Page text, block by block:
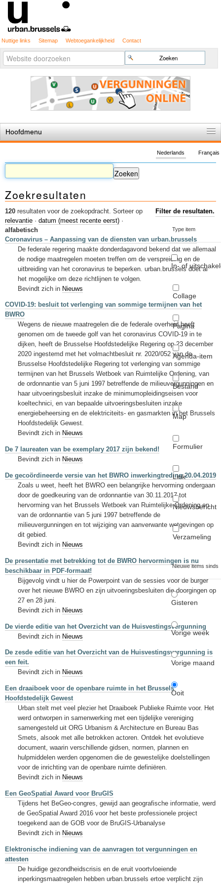
Nuttige links Sitemap Webtoegankelijkheid Contact
Zoek
Geavanceerd
zoeken...
Hoofdmenu
De spelregels
Stedenbouwkundige vergunning
Cartografie
Studies en publicaties
Sleutelwoorden
Stedenbouwkundige inlichtingen
Français
Nederlands
Zoekresultaten
120 resultaten voor de zoekopdracht. Filter de resultaten.
Type item
In- of
Collage
Pagina
Agenda-item
Bestand
Map
Formulier
Link
Nieuwsbericht
Verzameling
Nieuwe items sinds
Gisteren
Vorige week
Vorige maand
Ooit
Sorteer op
relevantie · datum (meest recente eerst) ·
alfabetisch
Coronavirus – Aanpassing van de diensten van urban.brussels
De federale regering maakte donderdagavond bekend dat we allemaal
de nodige maatregelen moeten treffen om de verspreiding en de
uitbreiding van het coronavirus te beperken. urban.brussels doet al
het mogelijke om deze richtlijnen te volgen.
Bevindt zich in Nieuws
COVID-19: besluit tot verlenging van sommige termijnen van het
BWRO
Wegens de nieuwe maatregelen die de federale overheid heeft
genomen om de tweede golf van het coronavirus COVID-19 in te
dijken, heeft de Brusselse Hoofdstedelijke Regering op 23 december
2020 ingestemd met het volmachtbesluit nr. 2020/052 van de
Brusselse Hoofdstedelijke Regering tot verlenging van sommige
termijnen van het Brussels Wetboek van Ruimtelijke Ordening, van
de ordonnantie van 5 juni 1997 betreffende de milieuvergunningen en
haar uitvoeringsbesluit inzake de minimumopleidingseisen voor
koeltechnici, en van bepaalde uitvoeringsbesluiten inzake
energiebeheersing en de elektriciteits- en gasmarkten in het Brussels
Hoofdstedelijk Gewest.
Bevindt zich in Nieuws
De 7 laureaten van be exemplary 2017 zijn bekend!
Bevindt zich in Nieuws
De gecoördineerde versie van het BWRO inwerkingtreding 20.04.2019
Zoals u weet, heeft het BWRO een belangrijke hervorming ondergaan
door de goedkeuring van de ordonnantie van 30.11.2017 tot
hervorming van het Brussels Wetboek van Ruimtelijke Ordening en
van de ordonnantie van 5 juni 1997 betreffende de
milieuvergunningen en tot wijziging van aanverwante wetgevingen op
dit gebied.
Bevindt zich in Nieuws
De presentatie met betrekking tot de BWRO hervormingen is nu
beschikbaar in PDF-formaat!
Bijgevolg vindt u hier de Powerpoint van de sessies voor de burger
over het nieuwe BWRO en zijn uitvoeringsbesluiten die doorgingen op
27 en 28 juni.
Bevindt zich in Nieuws
De vierde editie van het Overzicht van de Huisvestingsvergunning
Bevindt zich in Nieuws
De zesde editie van het Overzicht van de Huisvestingsvergunning is
een feit.
Bevindt zich in Nieuws
Een draaiboek voor de openbare ruimte in het Brussels
Hoofdstedelijk Gewest
Urban stelt met veel plezier het Draaiboek Publieke Ruimte voor. Het
werd ontworpen in samenwerking met een tijdelijke vereniging
samengesteld uit ORG Urbanism & Architecture en Bureau Bas
Smets, alsook met alle betrokken actoren. Ontdek het evolutieve
document, waarin verschillende gidsen, normen, plannen en
hulpmiddelen werden opgenomen die de gewestelijke doelstellingen
voor de inrichting van de openbare ruimte definiëren.
Bevindt zich in Nieuws
Een GeoSpatial Award voor BruGIS
Tijdens het BeGeo-congres, gewijd aan geografische informatie, werd
de GeoSpatial Award 2016 voor het beste professionele project
toegekend aan de GOB voor de BruGIS-Urbanalyse
Bevindt zich in Nieuws
Elektronische indiening van de aanvragen tot vergunningen en
attesten
De huidige gezondheidscrisis en de eruit voortvloeiende
inperkingsmaatregelen hebben urban.brussels ertoe verplicht zijn